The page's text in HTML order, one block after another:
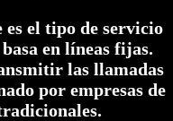
el tipo de servicio
en líneas fijas.
las llamadas
por empresas de